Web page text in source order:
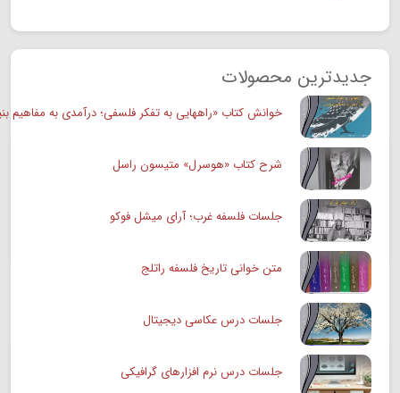
جدیدترین محصولات
خوانش کتاب «راههایی به تفکر فلسفی؛ درآمدی به مفاهیم
شرح کتاب «هوسرل» متیسون راسل
جلسات فلسفه غرب؛ آرای میشل فوکو
متن خوانی تاریخ فلسفه راتلج
جلسات درس عکاسی دیجیتال
جلسات درس نرم افزارهای گرافیکی